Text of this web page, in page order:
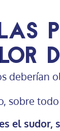
las
deberían
sobre
el